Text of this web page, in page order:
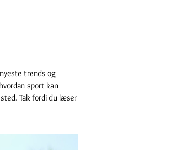
trends og
sport kan
Tak fordi du læser